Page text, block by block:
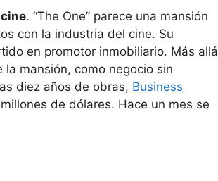
. “The One” parece una mansión
con la industria del cine. Su
en promotor inmobiliario. Más allá
mansión, como negocio sin
diez años de obras, Business
de dólares. Hace un mes se